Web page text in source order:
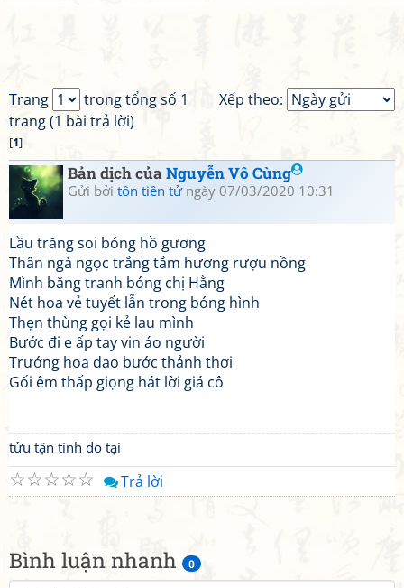
Bình luận nhanh 0
Xếp theo:
Trang
trong tổng số 1
trang (1 bài trả lời)
[1]
Bản dịch củaNguyễn Vô Cùng
Gửi bởi tôn tiền tửngày 07/03/2020 10:31
Lầu trăng soi bóng hồ gương
Thân ngà ngọc trắng tắm hương rượu nồng
Mình băng tranh bóng chị Hằng
Nét hoa vẻ tuyết lẫn trong bóng hình
Thẹn thùng gọi kẻ lau mình
Bước đi e ấp tay vin áo người
Trướng hoa dạo bước thảnh thơi
Gối êm thấp giọng hát lời giá cô
tửu tận tình do tại
☆
☆
☆
☆
☆ Trả lời